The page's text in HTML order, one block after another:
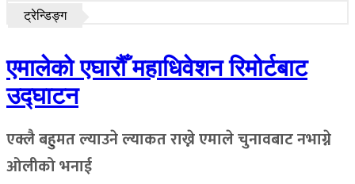
ट्रेन्डिङ्ग
एमालेको एघारौँ महाधिवेशन रिमोर्टबाट
उद्घाटन
एक्लै बहुमत ल्याउने ल्याकत राख्ने एमाले चुनावबाट नभाग्ने
ओलीको भनाई